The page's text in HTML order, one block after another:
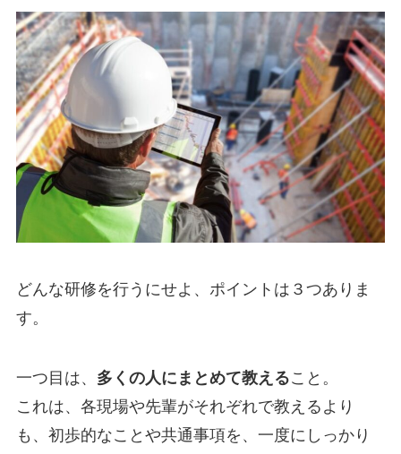
どんな研修を行うにせよ、ポイントは３つありま
す。
一つ目は、 多くの人にまとめて教えること。
これは、各現場や先輩がそれぞれで教えるより
も、初歩的なことや共通事項を、一度にしっかり